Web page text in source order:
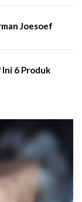
Joesoef
Ini 6 Produk